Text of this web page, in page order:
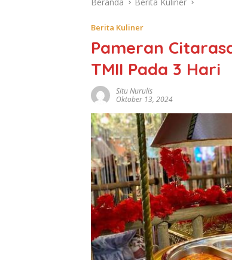
Berita Kuliner
Pameran
TMII Pada 3 Hari
Situ Nurulis
Oktober 13, 2024